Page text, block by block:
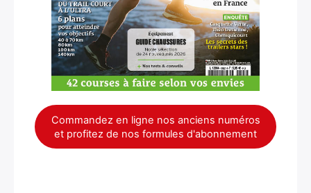
Commandez en ligne nos anciens numéros
et profitez de nos formules d'abonnement